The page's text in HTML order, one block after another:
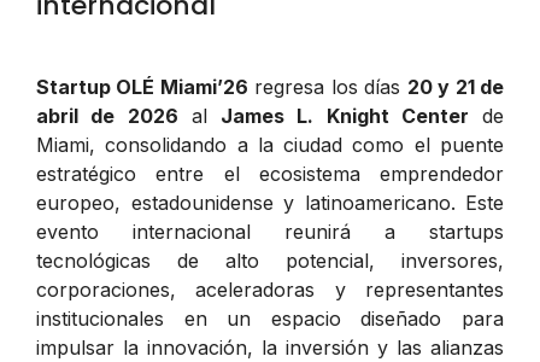
Startup OLÉ Miami’26 regresa los días 20 y 21 de
abril de 2026 al James L. Knight Center de
Miami, consolidando a la ciudad como el puente
estratégico entre el ecosistema emprendedor
europeo, estadounidense y latinoamericano. Este
evento internacional reunirá a startups
tecnológicas de alto potencial, inversores,
corporaciones, aceleradoras y representantes
institucionales en un espacio diseñado para
impulsar la innovación, la inversión y las alianzas